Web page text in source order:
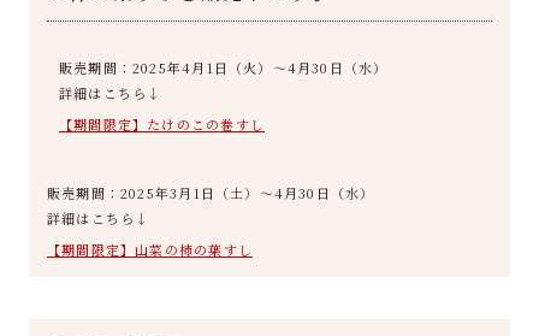
販売期間：2025年4月1日（火）～4月30日（水）
詳細はこちら↓
【期間限定】たけのこの巻すし
販売期間：2025年3月1日（土）～4月30日（水）
詳細はこちら↓
【期間限定】山菜の柿の葉すし